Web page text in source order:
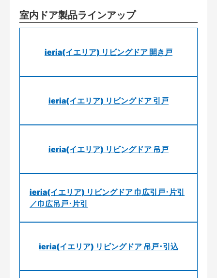
室内ドア製品ラインアップ
ieria(イエリア) リビングドア 開き戸
ieria(イエリア) リビングドア 引戸
ieria(イエリア) リビングドア 吊戸
ieria(イエリア) リビングドア 巾広引戸･片引
／巾広吊戸･片引
ieria(イエリア) リビングドア 吊戸･引込